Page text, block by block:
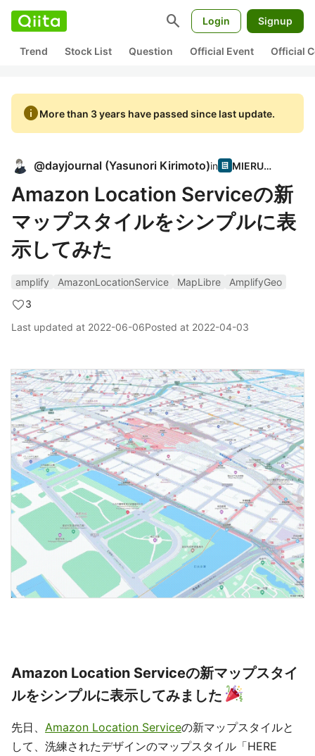
search Login Signup
Trend Stock List Question Official Event Official
infoMore than 3 years have passed since last update.
@dayjournal (Yasunori Kirimoto)in MIERUNE
Amazon Location Serviceの新
マップスタイルをシンプルに表
示してみた
amplify AmazonLocationService MapLibre
AmplifyGeo
3
Last updated at 2022-06-06Posted at 2022-04-03
Amazon Location Serviceの新マップスタイ
ルをシンプルに表示してみました
先日、 Amazon Location Serviceの新マップスタイルと
して、洗練されたデザインのマップスタイル「HERE